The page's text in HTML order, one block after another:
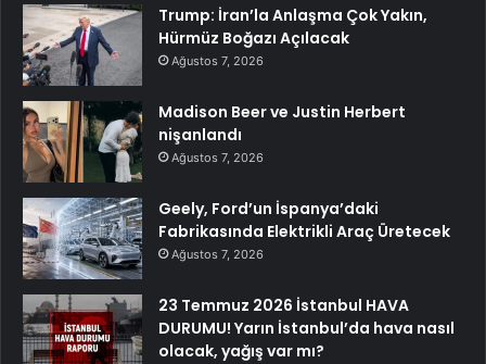
Trump: İran’la Anlaşma Çok Yakın,
Hürmüz Boğazı Açılacak
Ağustos 7, 2026
Madison Beer ve Justin Herbert
nişanlandı
Ağustos 7, 2026
Geely, Ford’un İspanya’daki
Fabrikasında Elektrikli Araç Üretecek
Ağustos 7, 2026
23 Temmuz 2026 İstanbul HAVA
DURUMU! Yarın İstanbul’da hava nasıl
olacak, yağış var mı?